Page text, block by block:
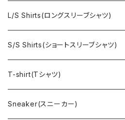
Ralph Laurne(ラルフローレン)
Denim jacket(デニムジャケット)
Vest(ベスト)
Outdoor(アウトドア)
Reverse Weave(リバースウィーブ)
Sports sweat(スポーツ スウェット)
Character(キャラクター)
Lee （リー）
Ralph Lauren(ラルフローレン)
Brand(ブランド)
LACOSTE(ラコステ)
Cardigan(カーディガン)
L/S Shirts(ロングスリーブシャツ)
Ralph Lauren(ラルフローレン)
Brooks Brothers(ブルックスブラザー
Military（ミリタリー）
S/S Shirts(ショートスリーブシャツ)
Ralph Lauren (ラルフローレン)
Hawaiian(ハワイアン)
T-shirt(Tシャツ)
Champion(チャンピオン)
Sneaker(スニーカー)